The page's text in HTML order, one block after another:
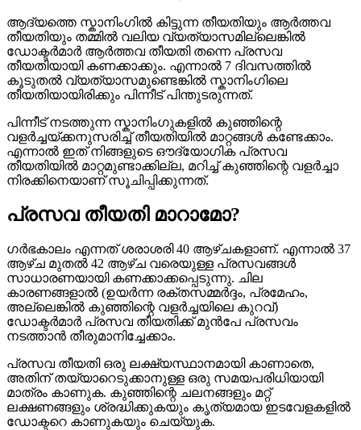
ആദ്യത്തെ സ്കാനിംഗിൽ കിട്ടുന്ന തീയതിയും ആർത്തവ
തീയതിയും തമ്മിൽ വലിയ വ്യത്യാസമില്ലെങ്കിൽ
ഡോക്ടർമാർ ആർത്തവ തീയതി തന്നെ പ്രസവ
തീയതിയായി കണക്കാക്കും. എന്നാൽ 7 ദിവസത്തിൽ
കൂടുതൽ വ്യത്യാസമുണ്ടെങ്കിൽ സ്കാനിംഗിലെ
തീയതിയായിരിക്കും പിന്നീട് പിന്തുടരുന്നത്.
പിന്നീട് നടത്തുന്ന സ്കാനിംഗുകളിൽ കുഞ്ഞിന്റെ
വളർച്ചയ്ക്കനുസരിച്ച് തീയതിയിൽ മാറ്റങ്ങൾ കണ്ടേക്കാം.
എന്നാൽ ഇത് നിങ്ങളുടെ ഔദ്യോഗിക പ്രസവ
തീയതിയിൽ മാറ്റമുണ്ടാക്കില്ല, മറിച്ച് കുഞ്ഞിന്റെ വളർച്ചാ
നിരക്കിനെയാണ് സൂചിപ്പിക്കുന്നത്.
പ്രസവ തീയതി മാറാമോ?
ഗർഭകാലം എന്നത് ശരാശരി 40 ആഴ്ചകളാണ്. എന്നാൽ 37
ആഴ്ച മുതൽ 42 ആഴ്ച വരെയുള്ള പ്രസവങ്ങൾ
സാധാരണയായി കണക്കാക്കപ്പെടുന്നു. ചില
കാരണങ്ങളാൽ (ഉയർന്ന രക്തസമ്മർദ്ദം, പ്രമേഹം,
അല്ലെങ്കിൽ കുഞ്ഞിന്റെ വളർച്ചയിലെ കുറവ്)
ഡോക്ടർമാർ പ്രസവ തീയതിക്ക് മുൻപേ പ്രസവം
നടത്താൻ തീരുമാനിച്ചേക്കാം.
പ്രസവ തീയതി ഒരു ലക്ഷ്യസ്ഥാനമായി കാണാതെ,
അതിന് തയ്യാറെടുക്കാനുള്ള ഒരു സമയപരിധിയായി
മാത്രം കാണുക. കുഞ്ഞിന്റെ ചലനങ്ങളും മറ്റ്
ലക്ഷണങ്ങളും ശ്രദ്ധിക്കുകയും കൃത്യമായ ഇടവേളകളിൽ
ഡോക്ടറെ കാണുകയും ചെയ്യുക.